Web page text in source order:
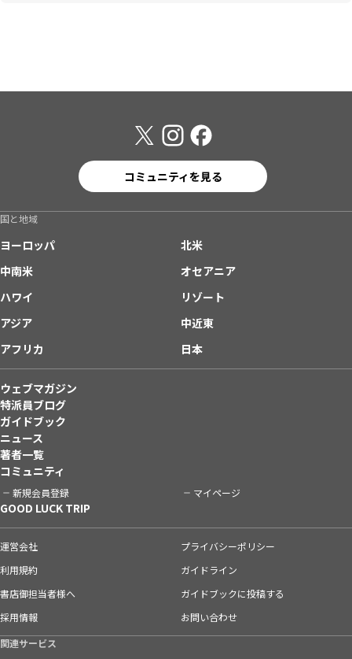
コミュニティを見る
国と地域
ヨーロッパ
北米
中南米
オセアニア
ハワイ
リゾート
アジア
中近東
アフリカ
日本
ウェブマガジン
特派員ブログ
ガイドブック
ニュース
著者一覧
コミュニティ
新規会員登録 マイページ
GOOD LUCK TRIP
運営会社
プライバシーポリシー
利用規約
ガイドライン
書店御担当者様へ
ガイドブックに投稿する
採用情報
お問い合わせ
関連サービス